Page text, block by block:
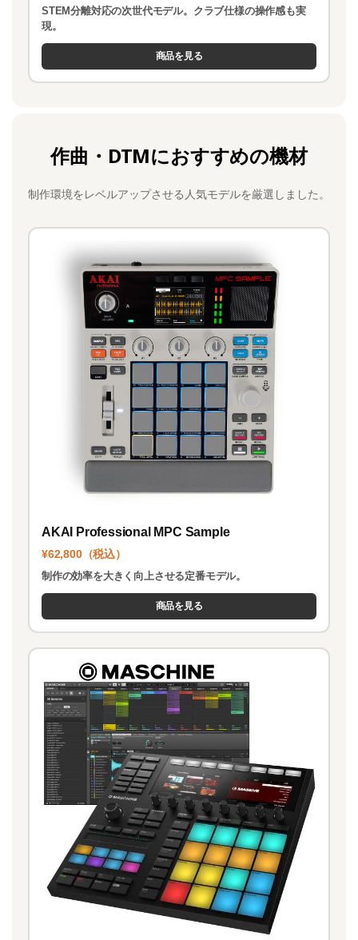
STEM分離対応の次世代モデル。クラブ仕様の操作感も実
現。
商品を見る
作曲・DTMにおすすめの機材
制作環境をレベルアップさせる人気モデルを厳選しました。
AKAI Professional MPC Sample
¥62,800（税込）
制作の効率を大きく向上させる定番モデル。
商品を見る